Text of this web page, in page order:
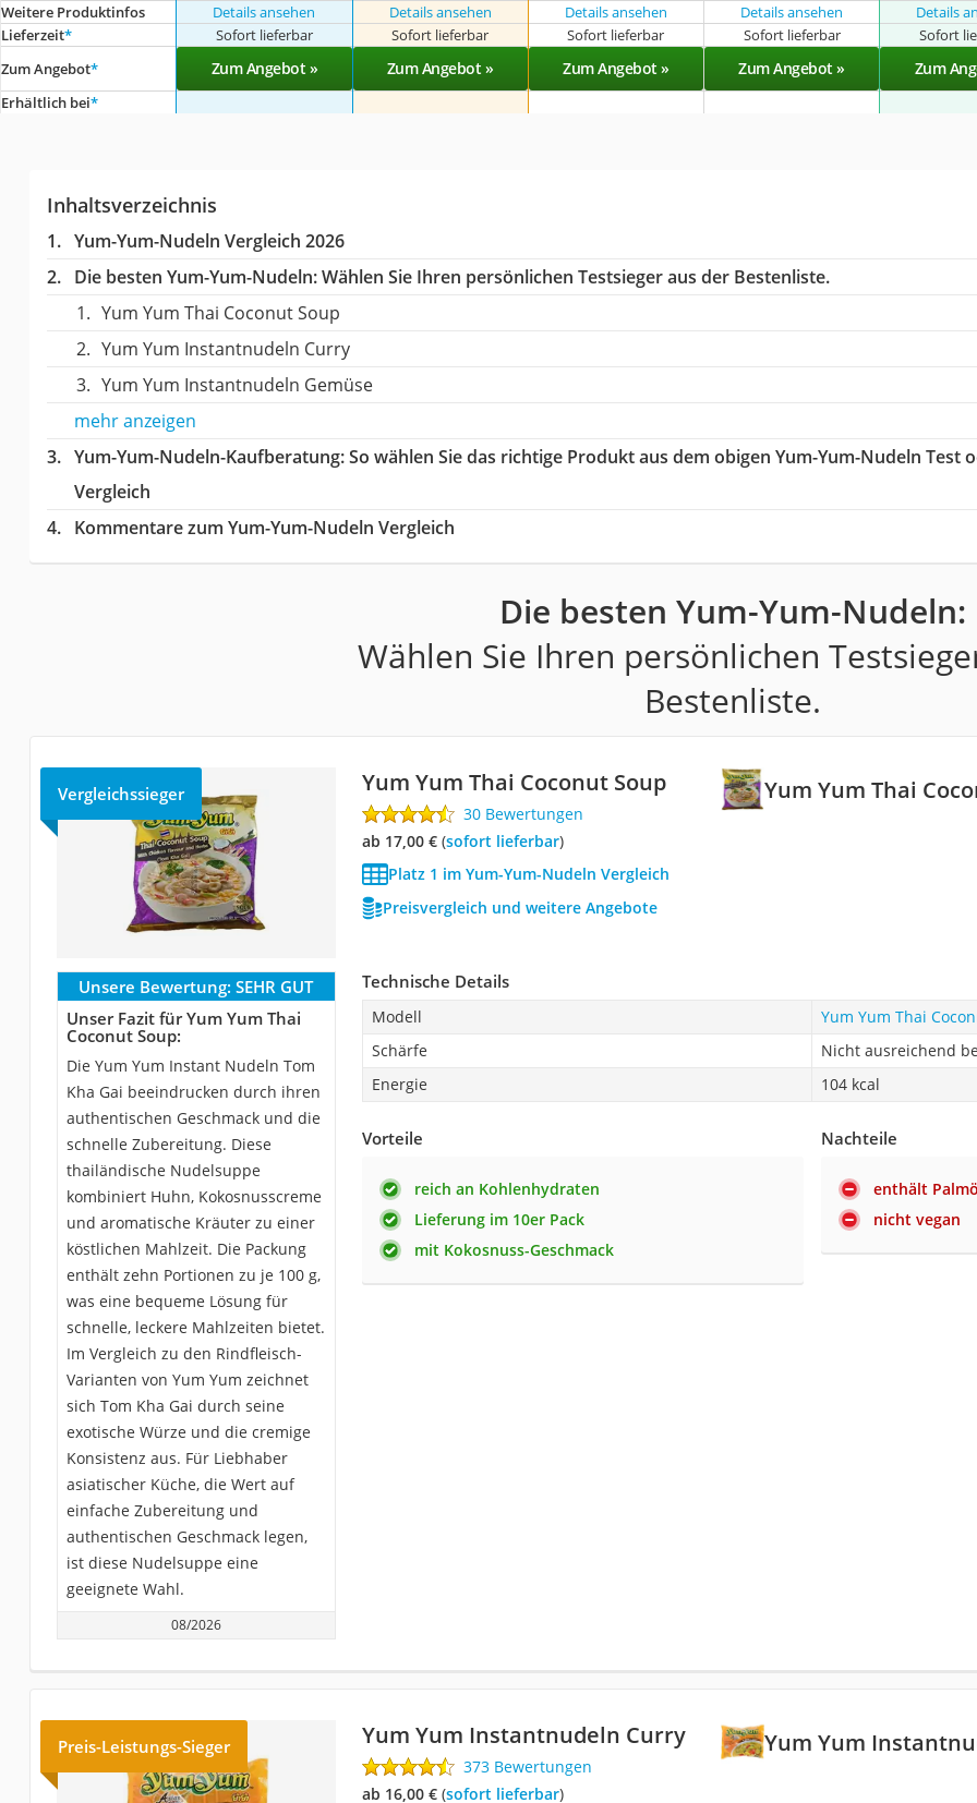
Weitere Produktinfos Details ansehen Details ansehen Details ansehen Details ansehen Details
Lieferzeit* Sofort lieferbar Sofort lieferbar Sofort lieferbar Sofort lieferbar Sofort
Zum Angebot* Zum Angebot » Zum Angebot » Zum Angebot » Zum Angebot » Zum
Erhältlich bei*
Inhaltsverzeichnis
Yum-Yum-Nudeln Vergleich 2026
Die besten Yum-Yum-Nudeln:Wählen Sie Ihren persönlichen Testsieger aus der Bestenliste.
Yum Yum Thai Coconut Soup
Yum Yum Instantnudeln Curry
Yum Yum Instantnudeln Gemüse
mehr anzeigen
Yum-Yum-Nudeln-Kaufberatung: So wählen Sie das richtige Produkt aus dem obigen Yum-Yum-Nudeln Test
Vergleich
Kommentare zum Yum-Yum-Nudeln Vergleich
Die besten Yum-Yum-Nudeln:
Wählen Sie Ihren persönlichen
Bestenliste.
Yum Yum Thai
Vergleichssieger Yum Yum Thai Coconut Soup
30 Bewertungen
ab 17,00 €( Sofort lieferbar)
Platz 1 im Yum-Yum-Nudeln Vergleich
Preisvergleich und weitere Angebote
Unsere Bewertung: SEHR GUT
Unser Fazit für Yum Yum Thai
Coconut Soup:
Die Yum Yum Instant Nudeln Tom
Kha Gai beeindrucken durch ihren
authentischen Geschmack und die
schnelle Zubereitung. Diese
thailändische Nudelsuppe
kombiniert Huhn, Kokosnusscreme
und aromatische Kräuter zu einer
köstlichen Mahlzeit. Die Packung
enthält zehn Portionen zu je 100 g,
was eine bequeme Lösung für
schnelle, leckere Mahlzeiten bietet.
Im Vergleich zu den Rindfleisch-
Varianten von Yum Yum zeichnet
sich Tom Kha Gai durch seine
exotische Würze und die cremige
Konsistenz aus. Für Liebhaber
asiatischer Küche, die Wert auf
einfache Zubereitung und
authentischen Geschmack legen,
ist diese Nudelsuppe eine
geeignete Wahl.
08/2026
Technische Details
Modell
Yum Yum Thai
Schärfe
Nicht ausreichend
Energie
104 kcal
Vorteile
reich an Kohlenhydraten
Lieferung im 10er Pack
mit Kokosnuss-Geschmack
Nachteile
enthält
nicht vegan
Yum Yum
Preis-Leistungs-Sieger Yum Yum Instantnudeln Curry
373 Bewertungen
ab 16,00 €( Sofort lieferbar)